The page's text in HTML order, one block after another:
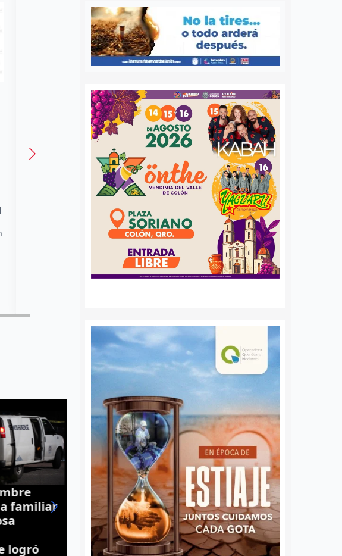
Gestiona Agustín
Dorantes regularización
de 12 asentamientos
irregulares en la capital
Dulce Martinez 5 agosto, 2026
El Senador por Querétaro, Agustín
Dorantes Lámbarri, visitó la
comunidad de Altos del Salitre, en
la zona norte de la capital, para
supervisar las condiciones de
habitabilidad y dar seguimiento…
Ya suman 59
diagnósticos de
autismo en Querétaro;
refuerzan la detección
temprana
José Morales 5 agosto, 2026
Más de 59 diagnósticos
especializados de autismo se han
realizado en el Municipio de
Querétaro desde mayo de este año
como parte de las jornadas de
detección temprana impulsadas
por…
familiar
Centro Histórico
estrenará transporte
eléctrico gratuito a
finales de agosto
Investigan
de presuntos
fetales
en la vía